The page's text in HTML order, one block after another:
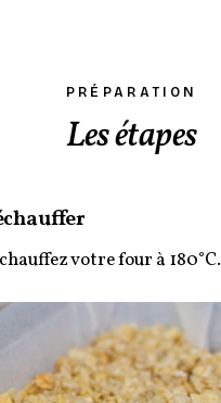
PRÉPARATION
Les étapes
votre four à 180°C.